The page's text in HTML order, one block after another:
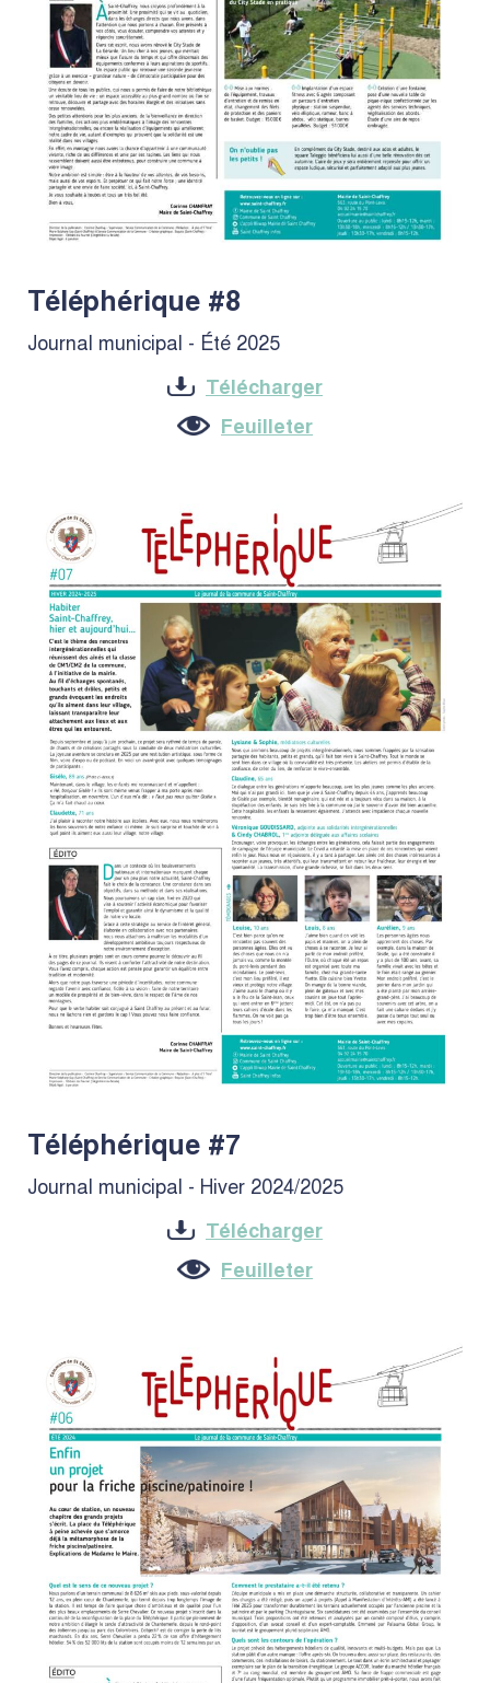
Téléphérique #8
Journal municipal - Été 2025
Télécharger
Feuilleter
Téléphérique #7
Journal municipal - Hiver 2024/2025
Télécharger
Feuilleter